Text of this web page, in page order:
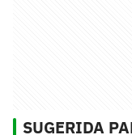
SUGERIDA